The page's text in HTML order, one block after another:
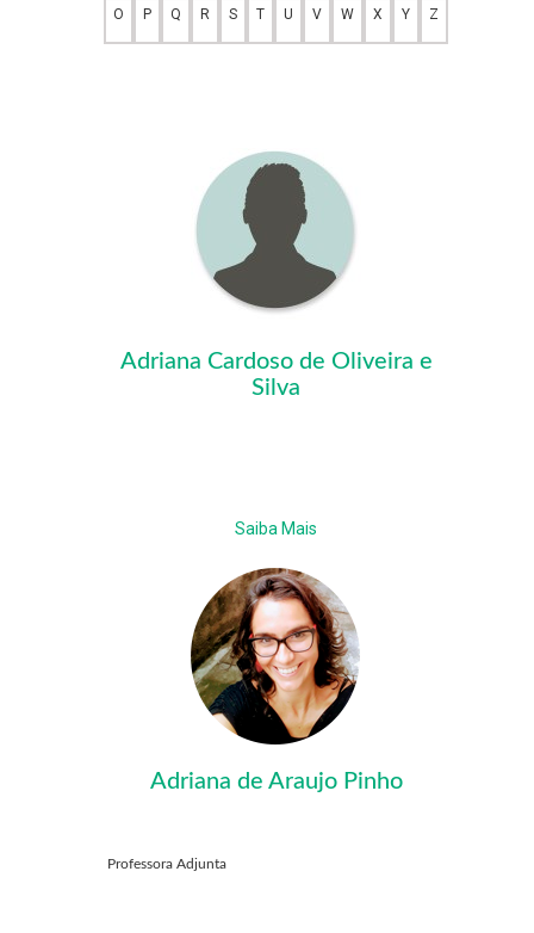
O P Q R S T U V W X Y Z
Adriana Cardoso de Oliveira e
Silva
Saiba Mais
Adriana de Araujo Pinho
Professora Adjunta